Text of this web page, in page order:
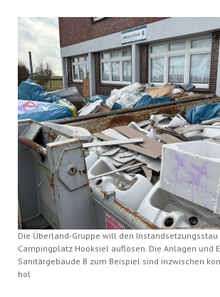
Die Überland-Gruppe will den Instandsetzungsstau
Campingplatz Hooksiel auflösen. Die Anlagen und
Sanitärgebäude B zum Beispiel sind inzwischen
hol